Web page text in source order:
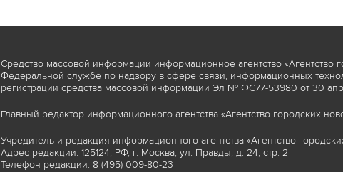
Средство массовой информации информационное агентство «Агентство
Федеральной службе по надзору в сфере связи, информационных
регистрации средства массовой информации Эл № ФС77-53980 от 30
Главный редактор информационного агентства «Агентство городских
Учредитель и редакция информационного агентства «Агентство
Адрес редакции: 125124, РФ, г. Москва, ул. Правды, д. 24, стр. 2
Телефон редакции: 8 (495) 009-80-23